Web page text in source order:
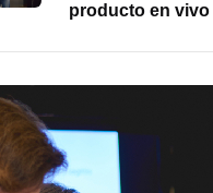
producto en vivo